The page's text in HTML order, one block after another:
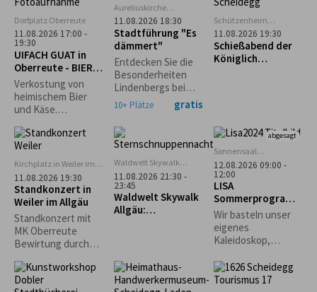
Dorfplatz Oberreute
11.08.2026 17:00 -
19:30
UIFACH GUAT in
Oberreute - BIER &
KÄSE
Verkostung von
heimischem Bier
und Käse.
erforderlich.
Aureliuskirche
Lindenberg
11.08.2026 18:30
Stadtführung "Es
dämmert"
Entdecken Sie die
Besonderheiten
Lindenbergs bei
einem abendlichen
Spaziergang durch
die
Stadtgeschichte
unter kundiger
Führung.
10+ Plätze gratis
Schützenheim
Scheidegg
(ehem. Lokschuppen)
11.08.2026 19:30
Schießabend der
Königlich
Kirchplatz in Weiler im
Allgäu
11.08.2026 19:30
Standkonzert in
Weiler im Allgäu
Standkonzert mit
MK Oberreute
Bewirtung durch
Weiler im Allgäu
Waldwelt Skywalk
Allgäu, Scheidegg
11.08.2026 21:30 -
23:45
Waldwelt Skywalk
Allgäu:
abgesagt
Sonnensaal
Stiefenhofen
12.08.2026 09:00 -
12:00
LISA
Sommerprogramm
: Kreativ mit
Naturmaterialien
Wir basteln unser
eigenes
Kaleidoskop,
Naturbilder und
Karten und je nach